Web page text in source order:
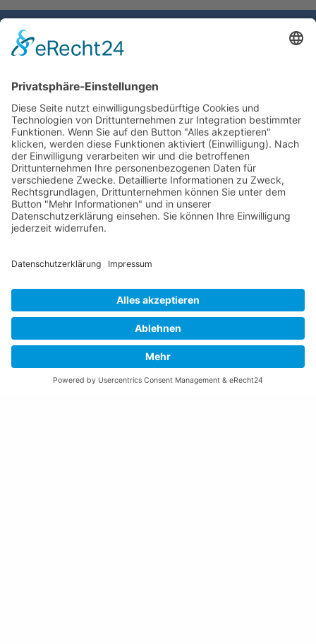
Gemeinde Schaan
9494 Schaan
Tel +423 / 237 72 00
Email schreiben
Impressum
Datenschutzerklärung
Nutzungsbedingungen Chatbot
Barrierefreiheit
Öffnungszeiten Rathaus
Montag bis Donnerstag:
08:00 – 11:30 und 13:30 – 17:00 Uhr
(vor Feiertagen bis 16:00 Uhr)
Freitag:
08:00 – 11:30 Uhr